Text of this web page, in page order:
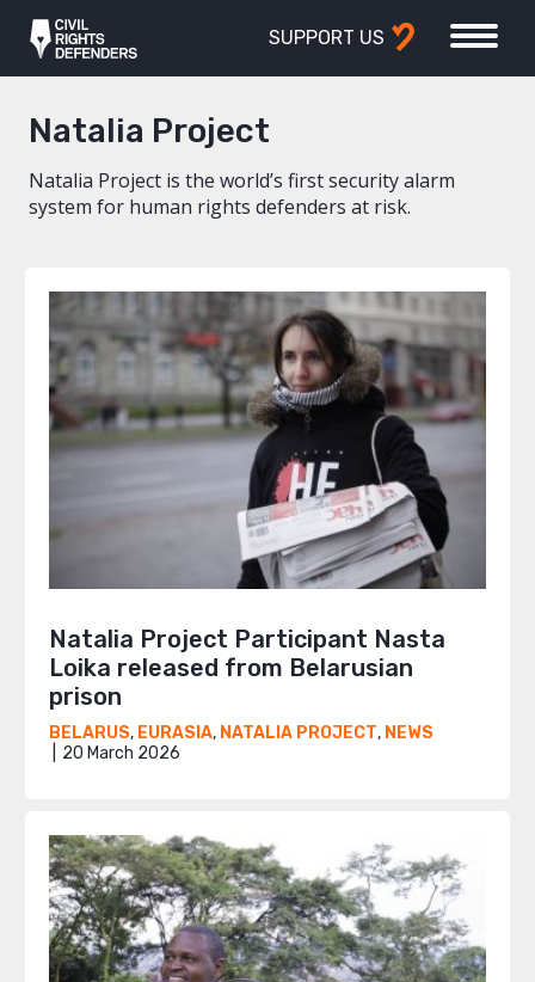
SUPPORT US
Natalia Project
Natalia Project is the world’s first security alarm
system for human rights defenders at risk.
Natalia Project Participant Nasta
Loika released from Belarusian
prison
BELARUS, EURASIA, NATALIA PROJECT, NEWS
20 March 2026